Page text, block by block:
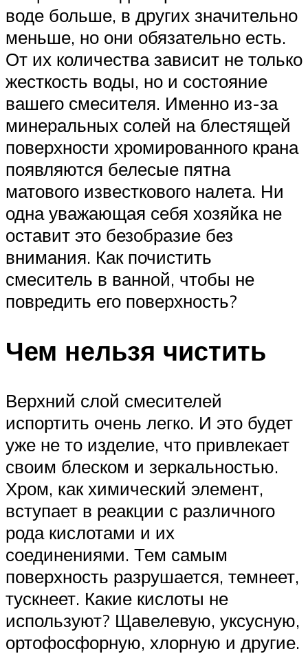
воде больше, в других значительно
меньше, но они обязательно есть.
От их количества зависит не только
жесткость воды, но и состояние
вашего смесителя. Именно из-за
минеральных солей на блестящей
поверхности хромированного крана
появляются белесые пятна
матового известкового налета. Ни
одна уважающая себя хозяйка не
оставит это безобразие без
внимания. Как почистить
смеситель в ванной, чтобы не
повредить его поверхность?
Чем нельзя чистить
Верхний слой смесителей
испортить очень легко. И это будет
уже не то изделие, что привлекает
своим блеском и зеркальностью.
Хром, как химический элемент,
вступает в реакции с различного
рода кислотами и их
соединениями. Тем самым
поверхность разрушается, темнеет,
тускнеет. Какие кислоты не
используют? Щавелевую, уксусную,
ортофосфорную, хлорную и другие.